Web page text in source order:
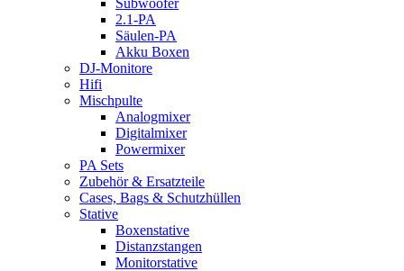
Subwoofer
2.1-PA
Säulen-PA
Akku Boxen
DJ-Monitore
Hifi
Mischpulte
Analogmixer
Digitalmixer
Powermixer
PA Sets
Zubehör & Ersatzteile
Cases, Bags & Schutzhüllen
Stative
Boxenstative
Distanzstangen
Monitorstative